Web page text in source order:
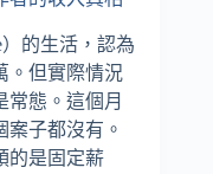
）的生活，認為
。但實際情況
常態。這個月
子都沒有。
的是固定薪